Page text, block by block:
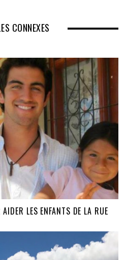
CONNEXES
LES ENFANTS DE LA RUE